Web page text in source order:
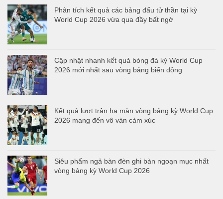
Phân tích kết quả các bảng đấu tử thần tại kỳ
World Cup 2026 vừa qua đầy bất ngờ
Cập nhật nhanh kết quả bóng đá kỳ World Cup
2026 mới nhất sau vòng bảng biến động
Kết quả lượt trận hạ màn vòng bảng kỳ World Cup
2026 mang đến vô vàn cảm xúc
Siêu phẩm ngả bàn đèn ghi bàn ngoạn mục nhất
vòng bảng kỳ World Cup 2026